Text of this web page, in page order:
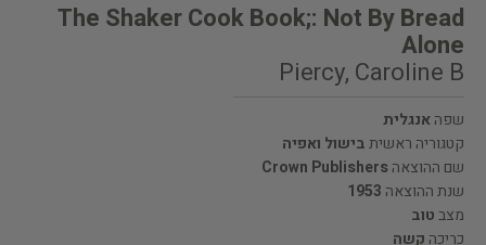
The Shaker Cook Book;: Not By Bread
Alone
Piercy, Caroline B
שפהאנגלית
קטגוריה ראשיתבישול ואפיה
שם ההוצאהCrown Publishers
שנת ההוצאה 1953
מצבטוב
כריכה קשה